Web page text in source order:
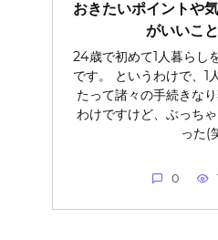
おきたいポイントや
がいいこ
24歳で初めて1人暮らし
です。 というわけで、1
たって諸々の手続きな
わけですけど、ぶっち
った(
0